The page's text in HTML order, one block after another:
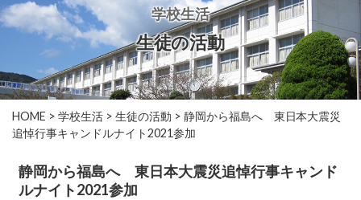
へ
ス
プ
学校生活
生徒の活動
HOME > 学校生活> 生徒の活動 > 静岡から福島へ 東日本大震災
追悼行事キャンドルナイト2021参加
静岡から福島へ 東日本大震災追悼行事キャンド
ルナイト2021参加